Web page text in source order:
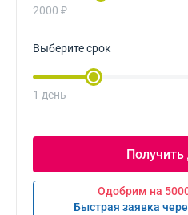
2000 ₽
Выберите срок
1 день
Одобрим на
Быстрая заявка